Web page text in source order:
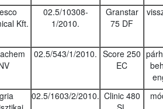
Kft.
02.5/10308-
1/2010.
Granstar
75 DF
02.5/543/1/2010. Score 250
EC
02.5/1603/2/2010. Clinic 480